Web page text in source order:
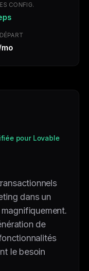
CONFIG.
pour Lovable
dans un
de
le besoin